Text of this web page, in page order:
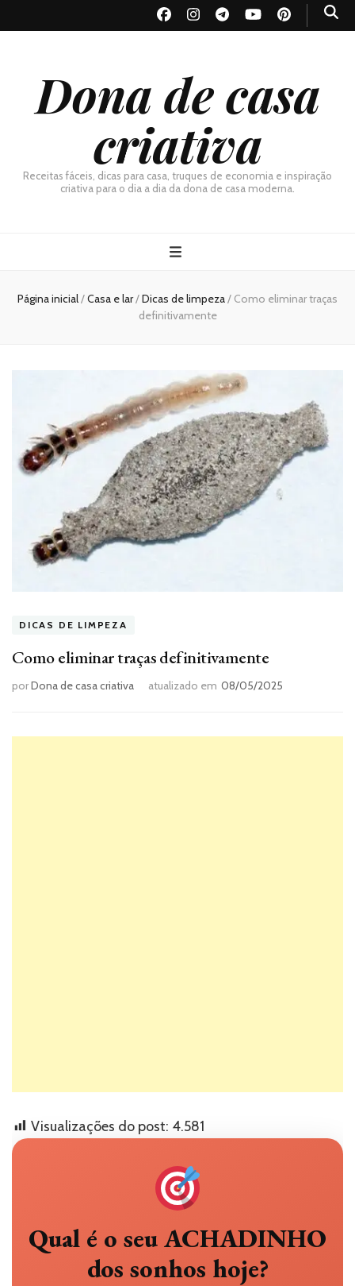
Dona de casa
criativa
Receitas fáceis, dicas para casa, truques de economia e inspiração
criativa para o dia a dia da dona de casa moderna.
Página inicial/Casa e lar/Dicas de limpeza/ Como eliminar traças
definitivamente
DICAS DE LIMPEZA
Como eliminar traças definitivamente
porDona de casa criativa atualizado em 08/05/2025
Visualizações do post: 4.581
Qual é o seu ACHADINHO
dos sonhos hoje?